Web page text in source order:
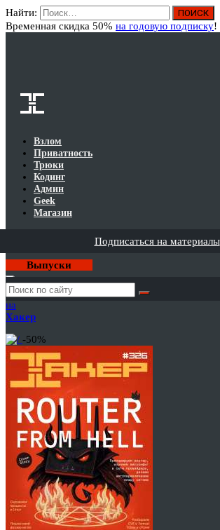
Найти:
Временная скидка 50% на годовую подписку!
Взлом
Приватность
Трюки
Кодинг
Админ
Geek
Магазин
Подписаться на материалы
Выпуски
Годовая
подписка
на
Хакер
-50%